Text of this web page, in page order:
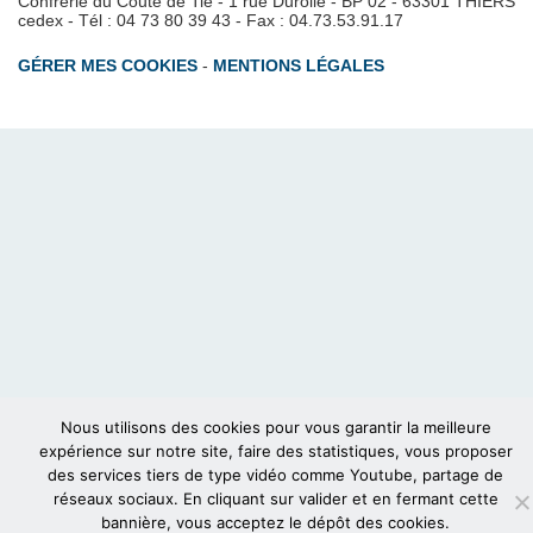
cedex - Tél : 04 73 80 39 43 - Fax : 04.73.53.91.17
GÉRER MES COOKIES - MENTIONS LÉGALES
Nous utilisons des cookies pour vous garantir la meilleure
expérience sur notre site, faire des statistiques, vous proposer
des services tiers de type vidéo comme Youtube, partage de
réseaux sociaux. En cliquant sur valider et en fermant cette
bannière, vous acceptez le dépôt des cookies.